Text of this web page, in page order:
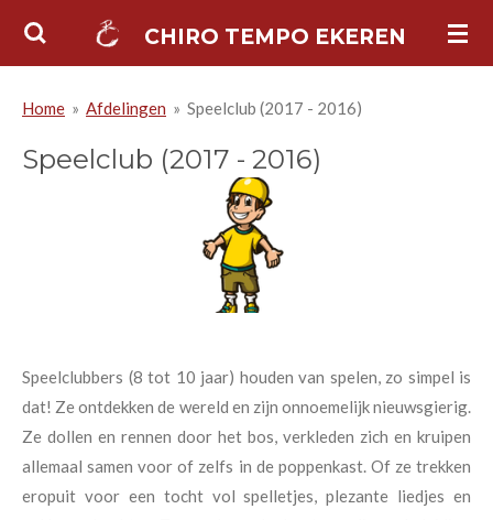
Ga
de
CHIRO TEMPO EKEREN
Home » Afdelingen » Speelclub (2017 - 2016)
Speelclub (2017 - 2016)
Speelclubbers (8 tot 10 jaar) houden van spelen, zo simpel is
dat! Ze ontdekken de wereld en zijn onnoemelijk nieuwsgierig.
Ze dollen en rennen door het bos, verkleden zich en kruipen
allemaal samen voor of zelfs in de poppenkast. Of ze trekken
eropuit voor een tocht vol spelletjes, plezante liedjes en